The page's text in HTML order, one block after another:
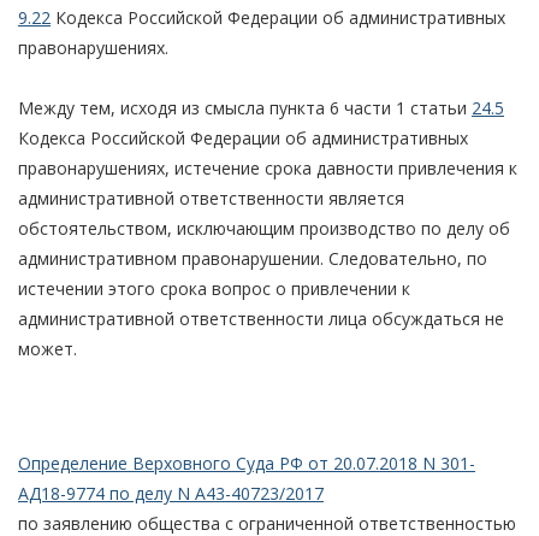
9.22 Кодекса Российской Федерации об административных
правонарушениях.
Между тем, исходя из смысла пункта 6 части 1 статьи 24.5
Кодекса Российской Федерации об административных
правонарушениях, истечение срока давности привлечения к
административной ответственности является
обстоятельством, исключающим производство по делу об
административном правонарушении. Следовательно, по
истечении этого срока вопрос о привлечении к
административной ответственности лица обсуждаться не
может.
Определение Верховного Суда РФ от 20.07.2018 N 301-
АД18-9774 по делу N А43-40723/2017
по заявлению общества с ограниченной ответственностью